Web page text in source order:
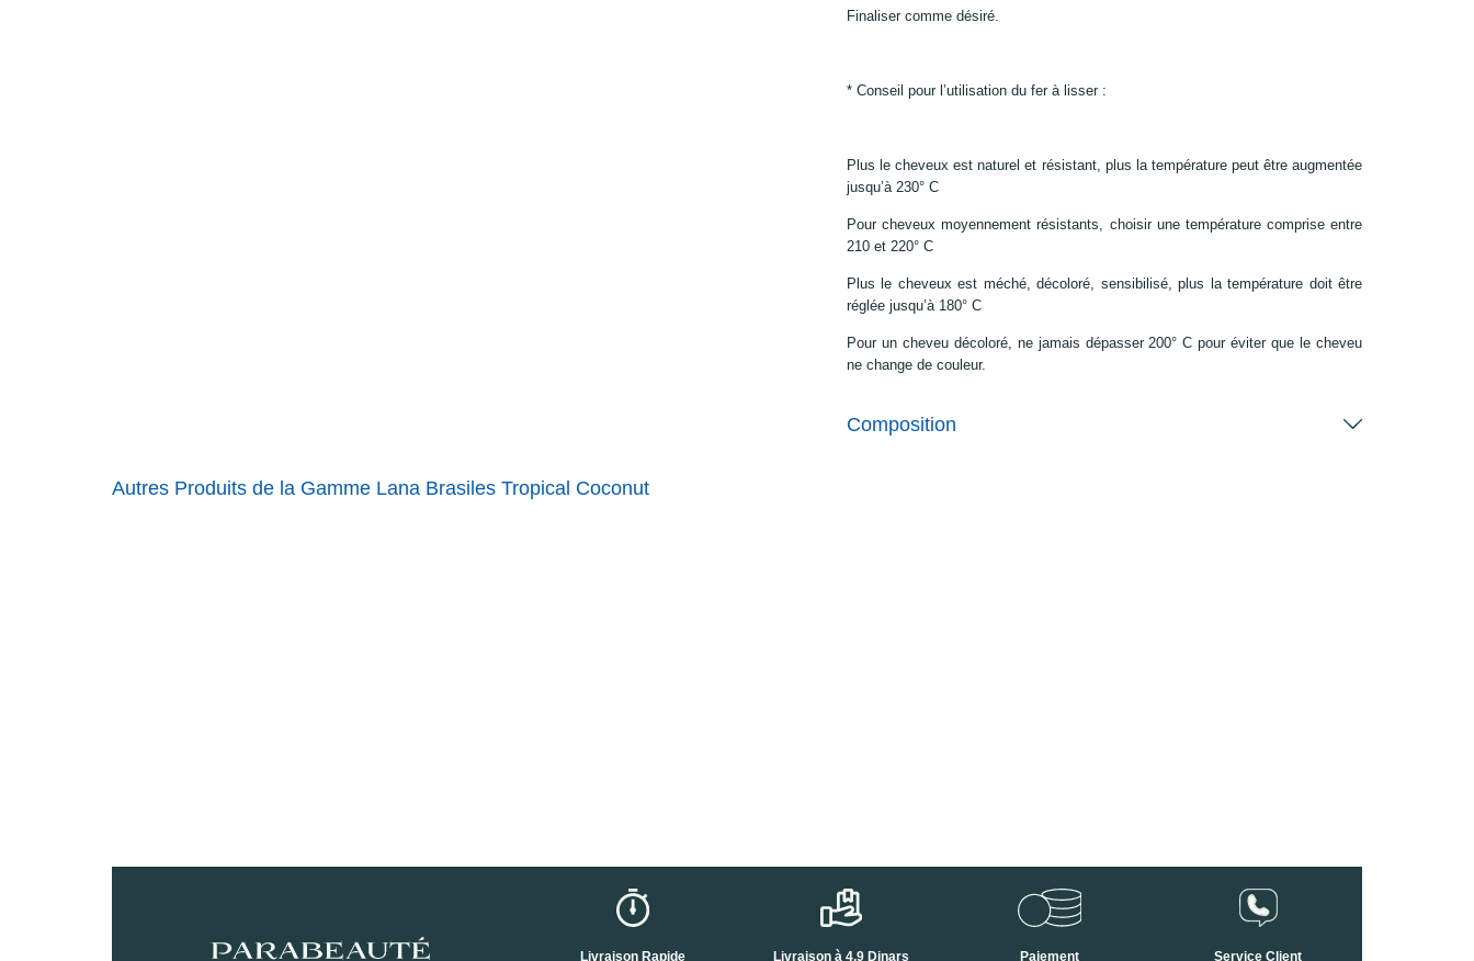
Finaliser comme désiré.
* Conseil pour l’utilisation du fer à lisser :
Plus le cheveux est naturel et résistant, plus la température peut être augmentée
jusqu’à 230° C
Pour cheveux moyennement résistants, choisir une température comprise entre
210 et 220° C
Plus le cheveux est méché, décoloré, sensibilisé, plus la température doit être
réglée jusqu’à 180° C
Pour un cheveu décoloré, ne jamais dépasser 200° C pour éviter que le cheveu
ne change de couleur.
Composition
Autres Produits de la Gamme Lana Brasiles Tropical Coconut
Livraison Rapide Livraison à 4.9 Dinars Paiement Service Client